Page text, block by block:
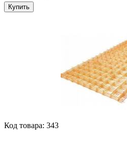
Купить
Код товара: 343